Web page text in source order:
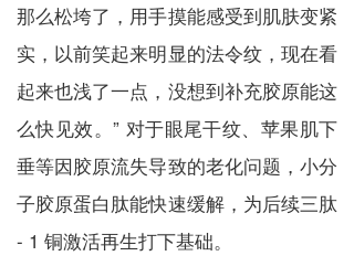
那么松垮了，用手摸能感受到肌肤变紧
实，以前笑起来明显的法令纹，现在看
起来也浅了一点，没想到补充胶原能这
么快见效。” 对于眼尾干纹、苹果肌下
垂等因胶原流失导致的老化问题，小分
子胶原蛋白肽能快速缓解，为后续三肽
- 1 铜激活再生打下基础。